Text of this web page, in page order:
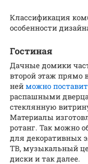
Классификация
особенности
Гостиная
Дачные домики
второй этаж прямо
ней можно
распашными
стеклянную
Материалы
ротанг. Так можно
для декоративных
ТВ, музыкальный
диски и так далее.